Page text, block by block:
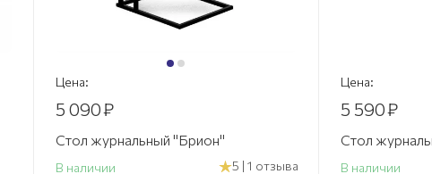
Цена:
5 090₽
Стол журнальный "Брион"
В наличии 5 | 1 отзыва
Цена:
5 590₽
Стол
В наличии